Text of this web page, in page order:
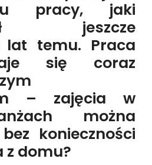
pracy, jaki
jeszcze
lat temu. Praca
się coraz
– zajęcia w
można
konieczności
z domu?